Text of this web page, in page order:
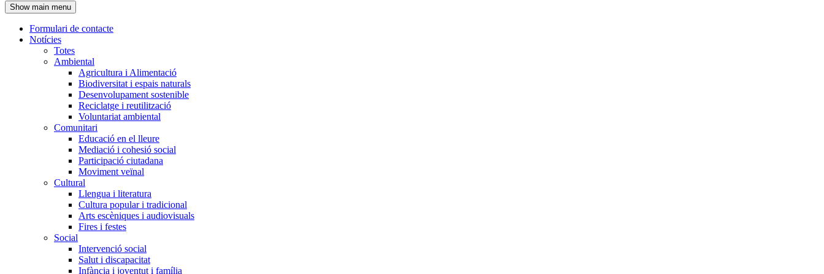
l'encapçalament
Show main menu
Navegació
principal
Formulari de contacte
Notícies
Totes
Ambiental
Agricultura i Alimentació
Biodiversitat i espais naturals
Desenvolupament sostenible
Reciclatge i reutilització
Voluntariat ambiental
Comunitari
Educació en el lleure
Mediació i cohesió social
Participació ciutadana
Moviment veïnal
Cultural
Llengua i literatura
Cultura popular i tradicional
Arts escèniques i audiovisuals
Fires i festes
Social
Intervenció social
Salut i discapacitat
Infància i joventut i família